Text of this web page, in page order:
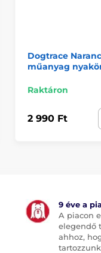
Dogtrace
műanyag
Raktáron
2 990 Ft
9 éve a
A piacon
elegendő
ahhoz,